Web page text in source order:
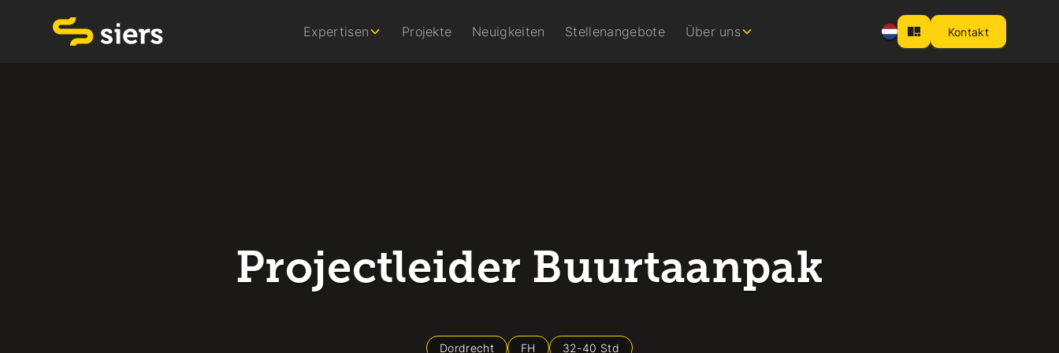
Expertisen Projekte Neuigkeiten Stellenangebote Über uns Kontakt
Projectleider Buurtaanpak
Dordrecht FH 32-40 Std